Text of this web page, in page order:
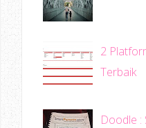
2
Terbaik
Doodle :